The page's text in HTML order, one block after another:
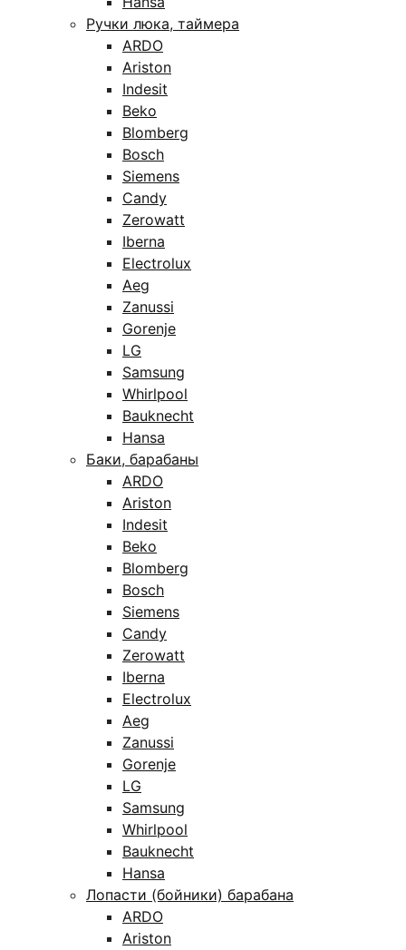
Ручки люка, таймера
ARDO
Ariston
Indesit
Beko
Blomberg
Bosch
Siemens
Candy
Zerowatt
Iberna
Electrolux
Aeg
Zanussi
Gorenje
LG
Samsung
Whirlpool
Bauknecht
Hansa
Баки, барабаны
ARDO
Ariston
Indesit
Beko
Blomberg
Bosch
Siemens
Candy
Zerowatt
Iberna
Electrolux
Aeg
Zanussi
Gorenje
LG
Samsung
Whirlpool
Bauknecht
Hansa
Лопасти (бойники) барабана
ARDO
Ariston